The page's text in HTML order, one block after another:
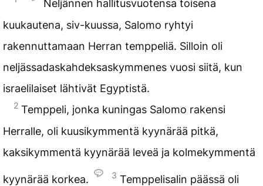
Neljännen hallitusvuotensa toisena
kuukautena, siv-kuussa, Salomo ryhtyi
rakennuttamaan Herran temppeliä. Silloin oli
neljässadaskahdeksaskymmenes vuosi siitä, kun
israelilaiset lähtivät Egyptistä.
2 Temppeli, jonka kuningas Salomo rakensi
Herralle, oli kuusikymmentä kyynärää pitkä,
kaksikymmentä kyynärää leveä ja kolmekymmentä
kyynärää korkea. 3 Temppelisalin päässä oli